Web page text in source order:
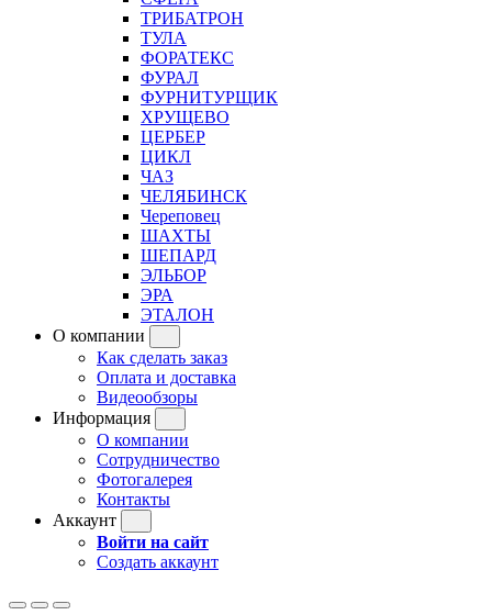
ТРИБАТРОН
ТУЛА
ФОРАТЕКС
ФУРАЛ
ФУРНИТУРЩИК
ХРУЩЕВО
ЦЕРБЕР
ЦИКЛ
ЧАЗ
ЧЕЛЯБИНСК
Череповец
ШАХТЫ
ШЕПАРД
ЭЛЬБОР
ЭРА
ЭТАЛОН
О компании
Как сделать заказ
Оплата и доставка
Видеообзоры
Информация
О компании
Сотрудничество
Фотогалерея
Контакты
Аккаунт
Войти на сайт
Создать аккаунт